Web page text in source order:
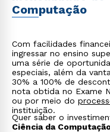
Computação
Com facilidades
ingressar no ensino
uma série de
especiais, além da
30% a 100% de
nota obtida no Exame
ou por meio do
instituição.
Quer saber o
Ciência da
Estou de acordo
autorizo que meus
envio de conteúdos